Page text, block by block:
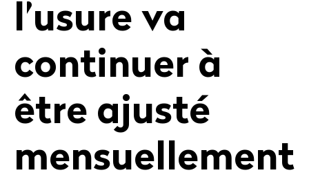
l’usure va
continuer à
être ajusté
mensuellement